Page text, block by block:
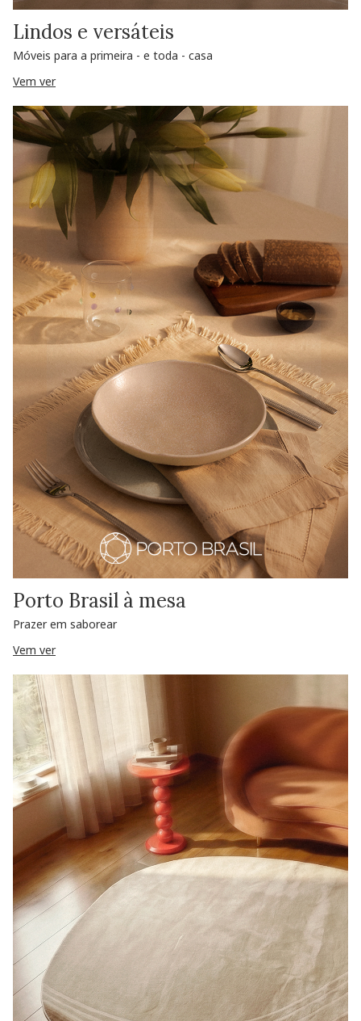
Lindos e versáteis
Móveis para a primeira - e toda - casa
Vem ver
Porto Brasil à mesa
Prazer em saborear
Vem ver